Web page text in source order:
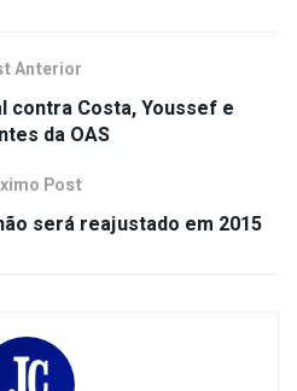
Anterior
contra Costa, Youssef e
da OAS
Post
será reajustado em 2015